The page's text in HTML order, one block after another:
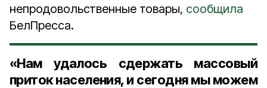
непродовольственные товары, сообщила
БелПресса.
«Нам удалось сдержать массовый
приток населения, и сегодня мы можем